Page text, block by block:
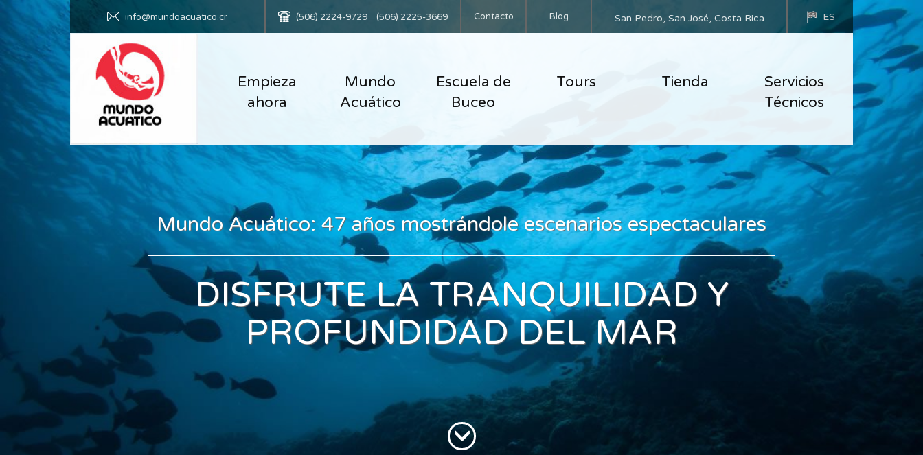
info@mundoacuatico.cr (506) 2224-9729 (506) 2225-3669 Contacto Blog San Pedro, San José, Costa Rica ES
Empieza
ahora
Mundo
Acuático
Escuela de
Buceo
Tours Tienda
Servicios
Técnicos
Mundo Acuático: 47 años mostrándole escenarios espectaculares
DISFRUTE LA TRANQUILIDAD Y
PROFUNDIDAD DEL MAR